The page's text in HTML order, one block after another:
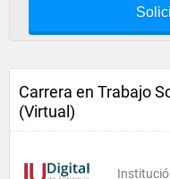
Carrera en Trabajo
(Virtual)